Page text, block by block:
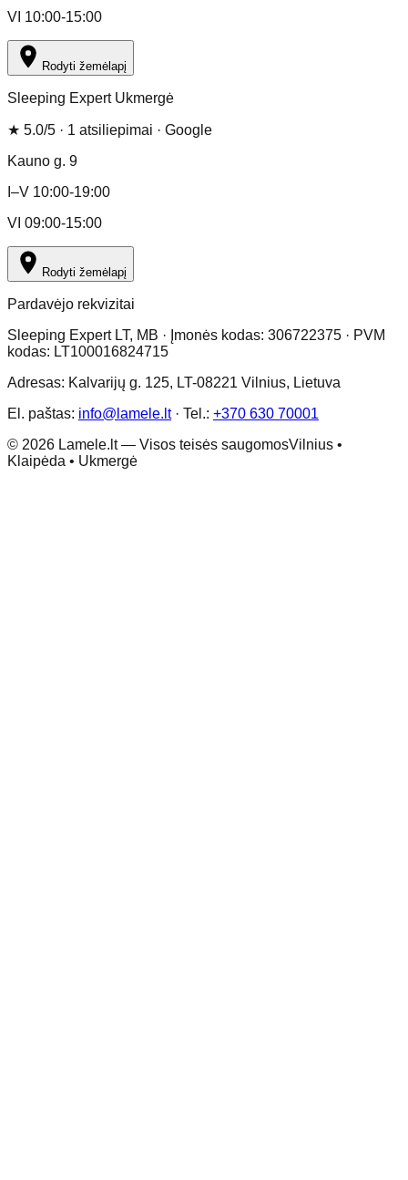
VI 10:00-15:00
Rodyti žemėlapį
Sleeping Expert Ukmergė
★ 5.0/5 · 1 atsiliepimai · Google
Kauno g. 9
I–V 10:00-19:00
VI 09:00-15:00
Rodyti žemėlapį
Pardavėjo rekvizitai
Sleeping Expert LT, MB · Įmonės kodas: 306722375 · PVM
kodas: LT100016824715
Adresas: Kalvarijų g. 125, LT-08221 Vilnius, Lietuva
El. paštas: info@lamele.lt· Tel.: +370 630 70001
© 2026 Lamele.lt — Visos teisės saugomosVilnius •
Klaipėda • Ukmergė